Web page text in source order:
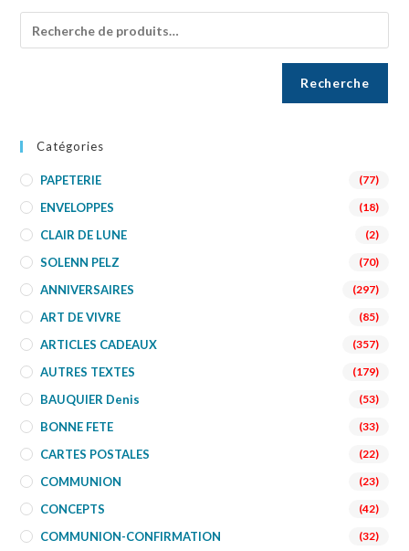
Recherche
Catégories
PAPETERIE (77)
ENVELOPPES (18)
CLAIR DE LUNE (2)
SOLENN PELZ (70)
ANNIVERSAIRES (297)
ART DE VIVRE (85)
ARTICLES CADEAUX (357)
AUTRES TEXTES (179)
BAUQUIER Denis (53)
BONNE FETE (33)
CARTES POSTALES (22)
COMMUNION (23)
CONCEPTS (42)
COMMUNION-CONFIRMATION (32)